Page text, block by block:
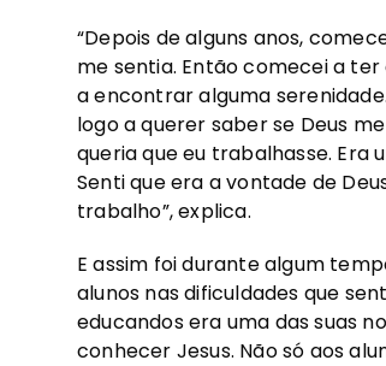
“Depois de alguns anos,
me sentia. Então comecei a
a encontrar alguma
logo a querer saber se Deus
queria que eu trabalhasse. Era
Senti que era a vontade de
trabalho”, explica.
E assim foi durante algum
alunos nas dificuldades que
educandos era uma das suas
conhecer Jesus. Não só aos